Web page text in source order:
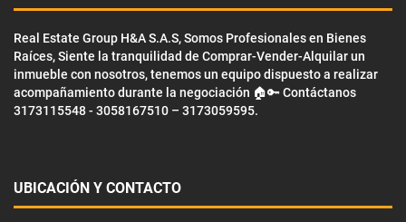
Real Estate Group H&A S.A.S, Somos Profesionales en Bienes
Raíces, Siente la tranquilidad de Comprar-Vender-Alquilar un
inmueble con nosotros, tenemos un equipo dispuesto a realizar
acompañamiento durante la negociación 🏠🔑 Contáctanos
3173115548 - 3058167510 – 3173059595.
UBICACIÓN Y CONTACTO